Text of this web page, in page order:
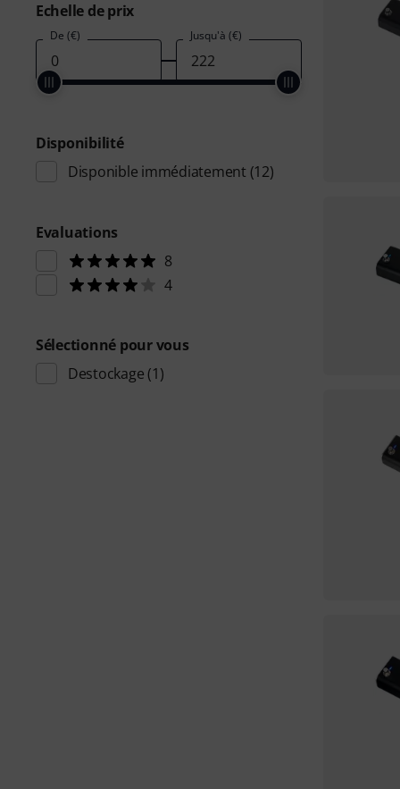
Echelle de prix
De (€) Jusqu'à (€)
Disponibilité
Disponible immédiatement (12)
Evaluations
8
4
Sélectionné pour vous
Destockage (1)